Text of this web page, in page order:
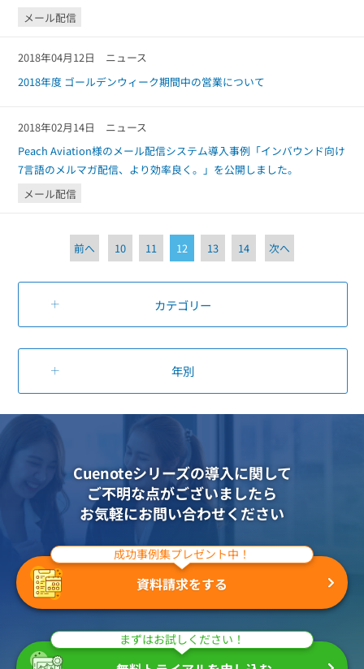
メール配信
2018年04月12日
ニュース
2018年度 ゴールデンウィーク期間中の営業について
2018年02月14日
ニュース
Peach Aviation様のメール配信システム導入事例「インバウンド向け
7言語のメルマガ配信、より効率良く。」を公開しました。
メール配信
前へ 10 11 12 13 14 次へ
カテゴリー
年別
Cuenoteシリーズの導入に関して
ご不明な点がございましたら
お気軽にお問い合わせください
成功事例集プレゼント中！
資料請求をする
まずはお試しください！